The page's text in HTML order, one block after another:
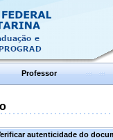
Professor
autenticidade do